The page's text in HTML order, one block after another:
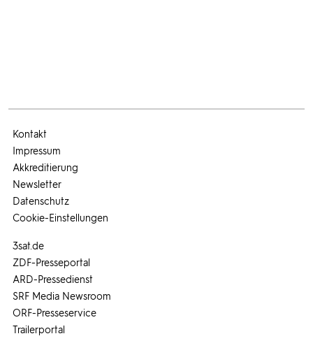
3sat.de
ZDF-Presseportal
ARD-Pressedienst
SRF Media Newsroom
ORF-Presseservice
Trailerportal
Kontakt
Impressum
Akkreditierung
Newsletter
Datenschutz
Cookie-Einstellungen